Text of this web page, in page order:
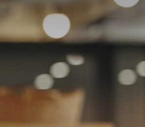
Politique